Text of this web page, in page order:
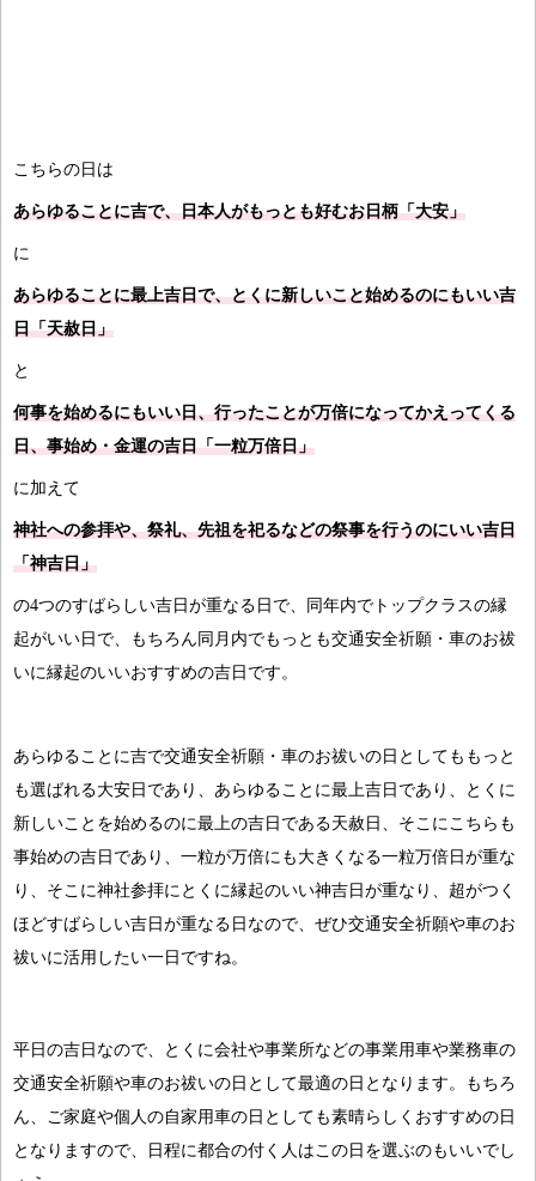
こちらの日は
あらゆることに吉で、日本人がもっとも好むお日柄「大安」
に
あらゆることに最上吉日で、とくに新しいこと始めるのにもいい吉
日「天赦日」
と
何事を始めるにもいい日、行ったことが万倍になってかえってくる
日、事始め・金運の吉日「一粒万倍日」
に加えて
神社への参拝や、祭礼、先祖を祀るなどの祭事を行うのにいい吉日
「神吉日」
の4つのすばらしい吉日が重なる日で、同年内でトップクラスの縁
起がいい日で、もちろん同月内でもっとも交通安全祈願・車のお祓
いに縁起のいいおすすめの吉日です。
あらゆることに吉で交通安全祈願・車のお祓いの日としてももっと
も選ばれる大安日であり、あらゆることに最上吉日であり、とくに
新しいことを始めるのに最上の吉日である天赦日、そこにこちらも
事始めの吉日であり、一粒が万倍にも大きくなる一粒万倍日が重な
り、そこに神社参拝にとくに縁起のいい神吉日が重なり、超がつく
ほどすばらしい吉日が重なる日なので、ぜひ交通安全祈願や車のお
祓いに活用したい一日ですね。
平日の吉日なので、とくに会社や事業所などの事業用車や業務車の
交通安全祈願や車のお祓いの日として最適の日となります。もちろ
ん、ご家庭や個人の自家用車の日としても素晴らしくおすすめの日
となりますので、日程に都合の付く人はこの日を選ぶのもいいでし